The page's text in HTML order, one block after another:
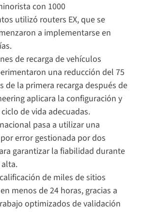
con 1000
utilizó routers EX, que se
a implementarse en
de recarga de vehículos
una reducción del 75
de la primera recarga después de
aplicara la configuración y
de vida adecuadas.
pasa a utilizar una
error gestionada por dos
garantizar la fiabilidad durante
de miles de sitios
menos de 24 horas, gracias a
optimizados de validación